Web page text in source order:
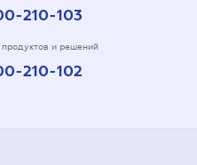
210-103
и решений
210-102